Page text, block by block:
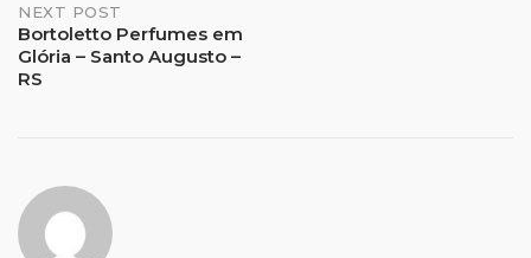
NEXT POST
Bortoletto Perfumes em
Glória – Santo Augusto –
RS